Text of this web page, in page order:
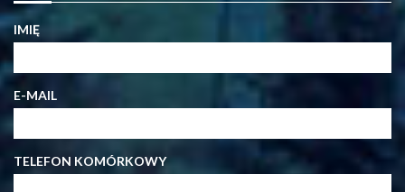
IMIĘ
E-MAIL
TELEFON KOMÓRKOWY